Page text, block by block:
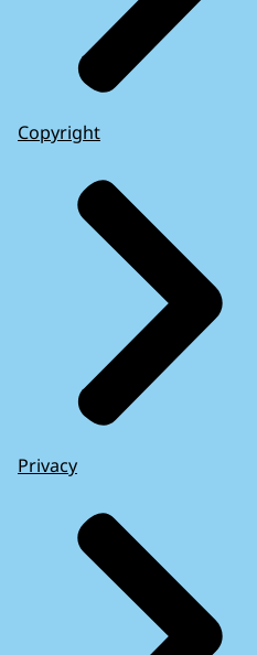
Copyright
Privacy